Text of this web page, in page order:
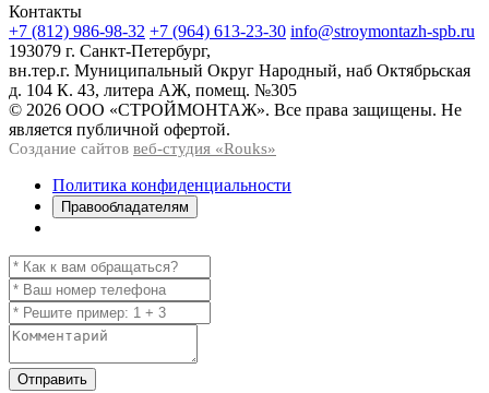
Контакты
+7 (812) 986-98-32 +7 (964) 613-23-30 info@stroymontazh-spb.ru
193079 г. Санкт-Петербург,
вн.тер.г. Муниципальный Округ Народный, наб Октябрьская
д. 104 К. 43, литера АЖ, помещ. №305
© 2026 ООО «СТРОЙМОНТАЖ». Все права защищены. Не
является публичной офертой.
Создание сайтов веб-студия «Rouks»
Политика конфиденциальности
Правообладателям
Отправить